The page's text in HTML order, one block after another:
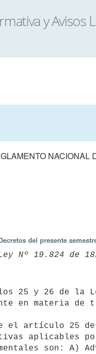
del presente
Nº 19.824 de
en materia
aplicables
son: A)